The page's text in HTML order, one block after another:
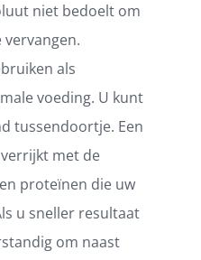
niet bedoelt om
als
voeding. U kunt
tussendoortje. Een
met de
proteïnen die uw
u sneller resultaat
om naast